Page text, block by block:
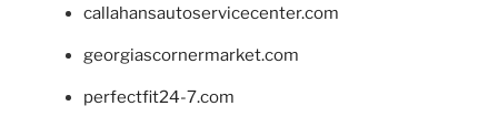
callahansautoservicecenter.com
georgiascornermarket.com
perfectfit24-7.com